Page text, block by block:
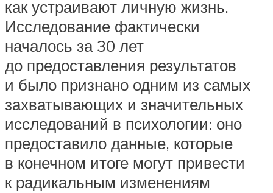
как устраивают личную жизнь.
Исследование фактически
началось за 30 лет
до предоставления результатов
и было признано одним из самых
захватывающих и значительных
исследований в психологии: оно
предоставило данные, которые
в конечном итоге могут привести
к радикальным изменениям